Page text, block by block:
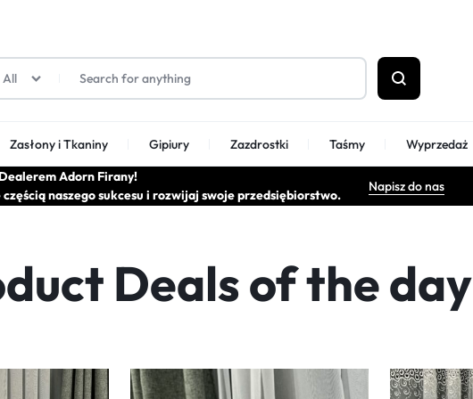
All
Firany fantazyjne/pasy
Firany gipiurowe
Zasłony i Tkaniny Gipiury Zazdrostki Taśmy Wyprzedaż
Adorn Firany!
częścią naszego sukcesu i rozwijaj swoje przedsiębiorstwo.
Napisz do nas
Deals of the day